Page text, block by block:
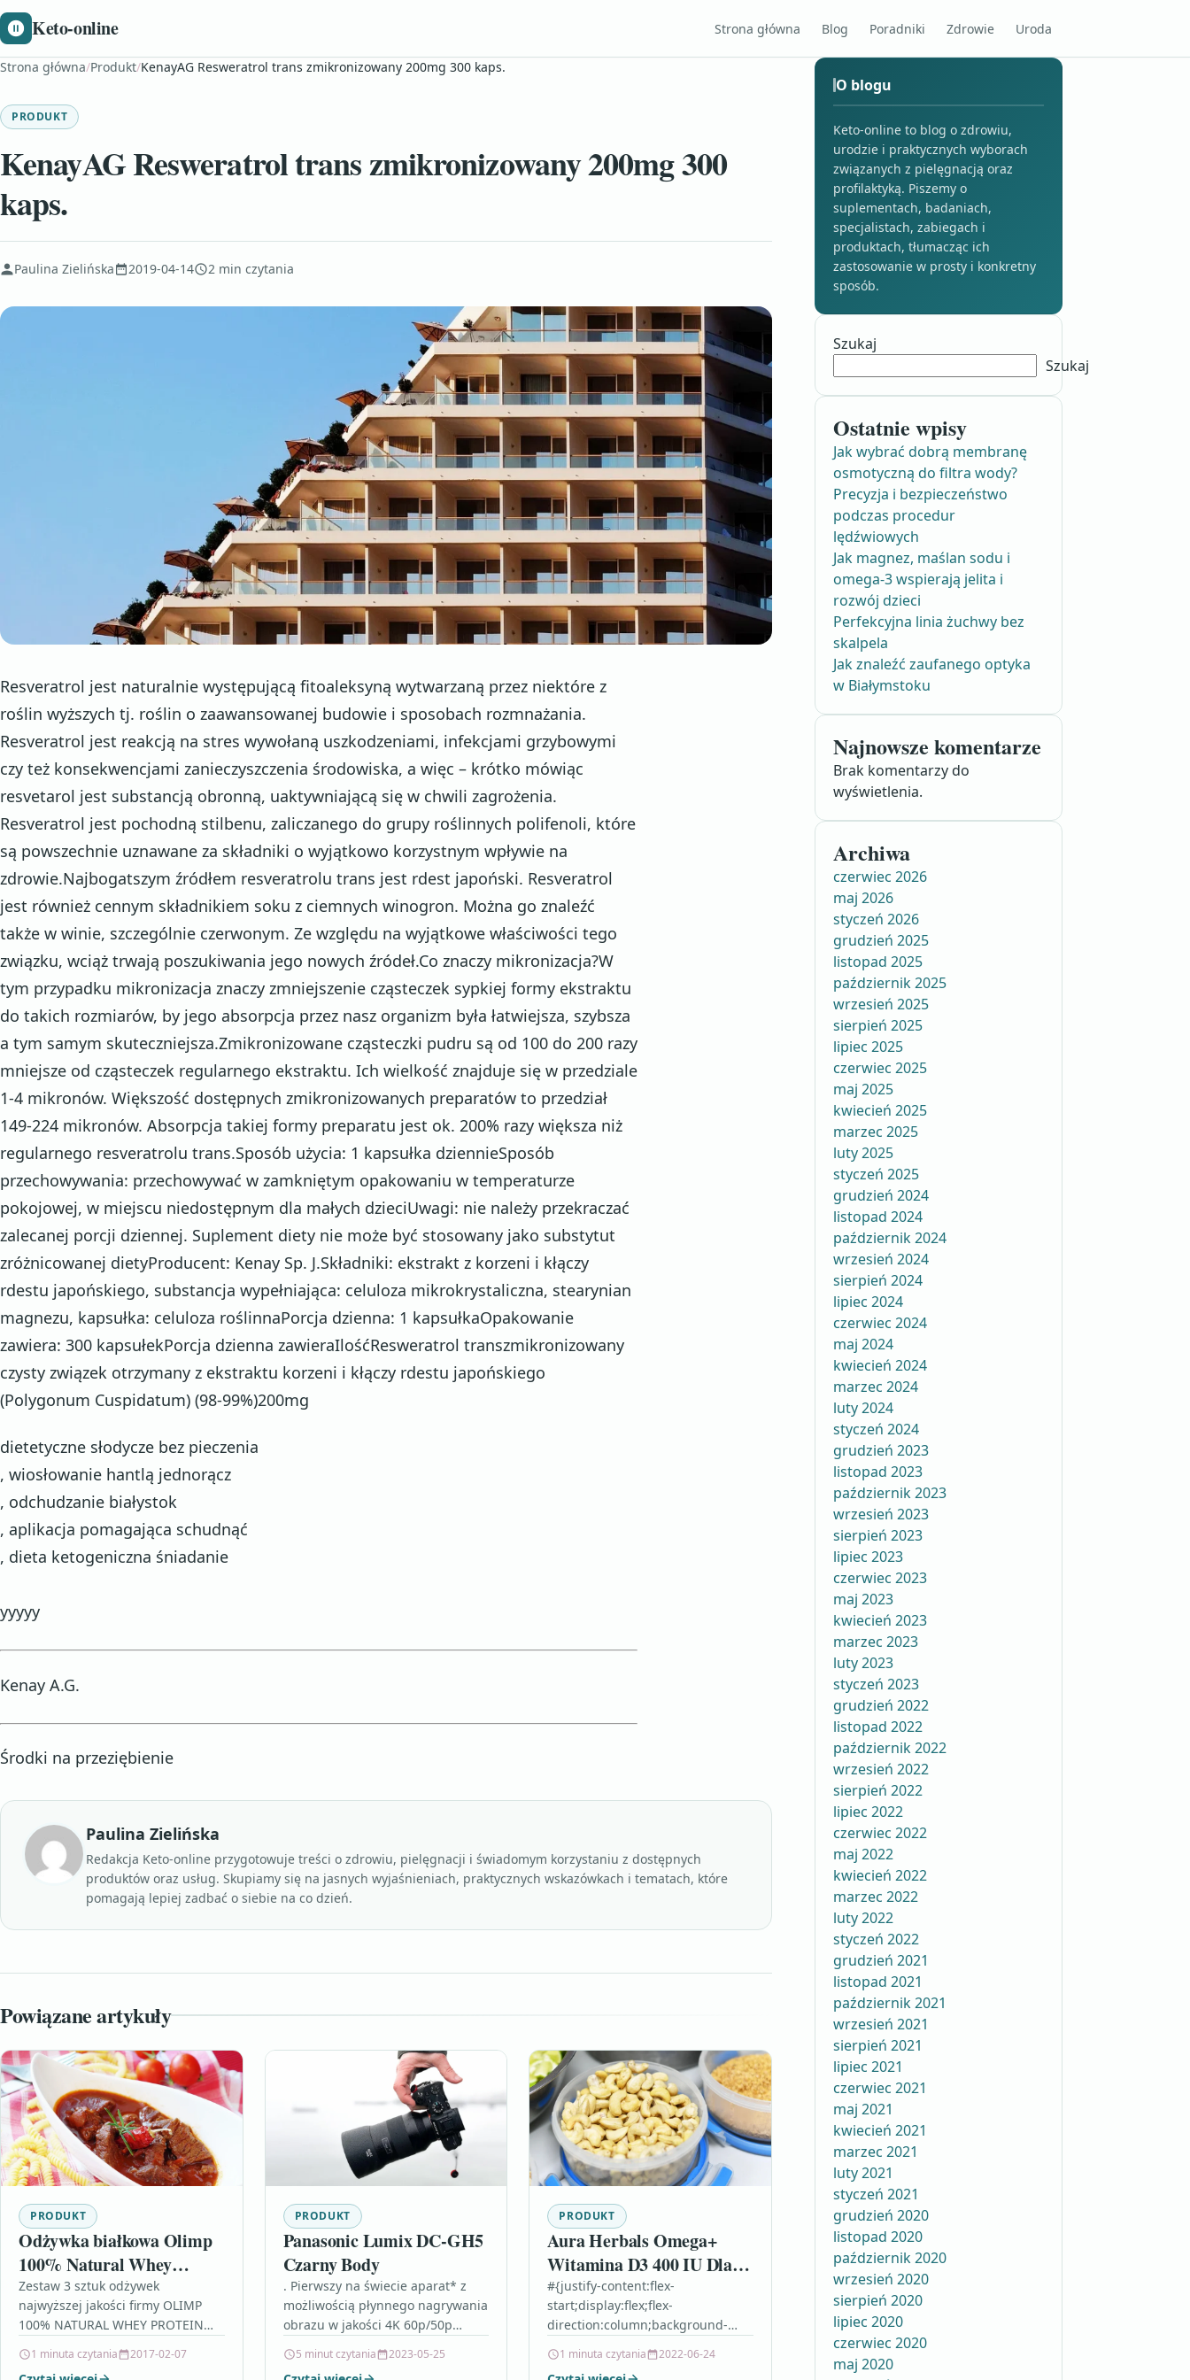
Keto-online Strona główna Blog Poradniki Zdrowie Uroda
Strona główna/Produkt/KenayAG Resweratrol trans zmikronizowany 200mg 300 kaps.
PRODUKT
KenayAG Resweratrol trans zmikronizowany 200mg 300
kaps.
Paulina Zielińska 2019-04-14 2 min czytania
Resveratrol jest naturalnie występującą fitoaleksyną wytwarzaną przez niektóre z
roślin wyższych tj. roślin o zaawansowanej budowie i sposobach rozmnażania.
Resveratrol jest reakcją na stres wywołaną uszkodzeniami, infekcjami grzybowymi
czy też konsekwencjami zanieczyszczenia środowiska, a więc – krótko mówiąc
resvetarol jest substancją obronną, uaktywniającą się w chwili zagrożenia.
Resveratrol jest pochodną stilbenu, zaliczanego do grupy roślinnych polifenoli, które
są powszechnie uznawane za składniki o wyjątkowo korzystnym wpływie na
zdrowie.Najbogatszym źródłem resveratrolu trans jest rdest japoński. Resveratrol
jest również cennym składnikiem soku z ciemnych winogron. Można go znaleźć
także w winie, szczególnie czerwonym. Ze względu na wyjątkowe właściwości tego
związku, wciąż trwają poszukiwania jego nowych źródeł.Co znaczy mikronizacja?W
tym przypadku mikronizacja znaczy zmniejszenie cząsteczek sypkiej formy ekstraktu
do takich rozmiarów, by jego absorpcja przez nasz organizm była łatwiejsza, szybsza
a tym samym skuteczniejsza.Zmikronizowane cząsteczki pudru są od 100 do 200 razy
mniejsze od cząsteczek regularnego ekstraktu. Ich wielkość znajduje się w przedziale
1-4 mikronów. Większość dostępnych zmikronizowanych preparatów to przedział
149-224 mikronów. Absorpcja takiej formy preparatu jest ok. 200% razy większa niż
regularnego resveratrolu trans.Sposób użycia: 1 kapsułka dziennieSposób
przechowywania: przechowywać w zamkniętym opakowaniu w temperaturze
pokojowej, w miejscu niedostępnym dla małych dzieciUwagi: nie należy przekraczać
zalecanej porcji dziennej. Suplement diety nie może być stosowany jako substytut
zróżnicowanej dietyProducent: Kenay Sp. J.Składniki: ekstrakt z korzeni i kłączy
rdestu japońskiego, substancja wypełniająca: celuloza mikrokrystaliczna, stearynian
magnezu, kapsułka: celuloza roślinnaPorcja dzienna: 1 kapsułkaOpakowanie
zawiera: 300 kapsułekPorcja dzienna zawieraIlośćResweratrol transzmikronizowany
czysty związek otrzymany z ekstraktu korzeni i kłączy rdestu japońskiego
(Polygonum Cuspidatum) (98-99%)200mg
dietetyczne słodycze bez pieczenia
, wiosłowanie hantlą jednorącz
, odchudzanie białystok
, aplikacja pomagająca schudnąć
, dieta ketogeniczna śniadanie
yyyyy
Kenay A.G.
Środki na przeziębienie
Paulina Zielińska
Redakcja Keto-online przygotowuje treści o zdrowiu, pielęgnacji i świadomym korzystaniu z dostępnych
produktów oraz usług. Skupiamy się na jasnych wyjaśnieniach, praktycznych wskazówkach i tematach, które
pomagają lepiej zadbać o siebie na co dzień.
Powiązane artykuły
PRODUKT
Odżywka białkowa Olimp
100% Natural Whey
Concentrate 3X700g
Zestaw 3 sztuk odżywek
najwyższej jakości firmy OLIMP
100% NATURAL WHEY PROTEIN
białek serwatkowych (WPC) o
1 minuta czytania 2017-02-07
PRODUKT
Panasonic Lumix DC-GH5
Czarny Body
. Pierwszy na świecie aparat* z
możliwością płynnego nagrywania
obrazu w jakości 4K 60p/50p
zupełnie nowe możliwości w
5 minut czytania 2023-05-25
PRODUKT
Aura Herbals Omega+
Witamina D3 400 IU Dla
Dzieci Twist – off kwasy
Omega-3 z witaminą D3
60szt
#{justify-content:flex-
start;display:flex;flex-
direction:column;background-
size:cover;background-repeat:no-
1 minuta czytania 2022-06-24
O blogu
Keto-online to blog o zdrowiu,
urodzie i praktycznych wyborach
związanych z pielęgnacją oraz
profilaktyką. Piszemy o
suplementach, badaniach,
specjalistach, zabiegach i
produktach, tłumacząc ich
zastosowanie w prosty i konkretny
sposób.
Szukaj
Szukaj
Ostatnie wpisy
Jak wybrać dobrą membranę
osmotyczną do filtra wody?
Precyzja i bezpieczeństwo
podczas procedur
lędźwiowych
Jak magnez, maślan sodu i
omega-3 wspierają jelita i
rozwój dzieci
Perfekcyjna linia żuchwy bez
skalpela
Jak znaleźć zaufanego optyka
w Białymstoku
Najnowsze komentarze
Brak komentarzy do
wyświetlenia.
Archiwa
czerwiec 2026
maj 2026
styczeń 2026
grudzień 2025
listopad 2025
październik 2025
wrzesień 2025
sierpień 2025
lipiec 2025
czerwiec 2025
maj 2025
kwiecień 2025
marzec 2025
luty 2025
styczeń 2025
grudzień 2024
listopad 2024
październik 2024
wrzesień 2024
sierpień 2024
lipiec 2024
czerwiec 2024
maj 2024
kwiecień 2024
marzec 2024
luty 2024
styczeń 2024
grudzień 2023
listopad 2023
październik 2023
wrzesień 2023
sierpień 2023
lipiec 2023
czerwiec 2023
maj 2023
kwiecień 2023
marzec 2023
luty 2023
styczeń 2023
grudzień 2022
listopad 2022
październik 2022
wrzesień 2022
sierpień 2022
lipiec 2022
czerwiec 2022
maj 2022
kwiecień 2022
marzec 2022
luty 2022
styczeń 2022
grudzień 2021
listopad 2021
październik 2021
wrzesień 2021
sierpień 2021
lipiec 2021
czerwiec 2021
maj 2021
kwiecień 2021
marzec 2021
luty 2021
styczeń 2021
grudzień 2020
listopad 2020
październik 2020
wrzesień 2020
sierpień 2020
lipiec 2020
czerwiec 2020
maj 2020